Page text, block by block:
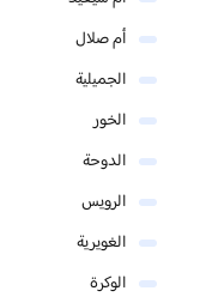
أم صلال
الجميلية
الخور
الدوحة
الرويس
الغويرية
الوكرة